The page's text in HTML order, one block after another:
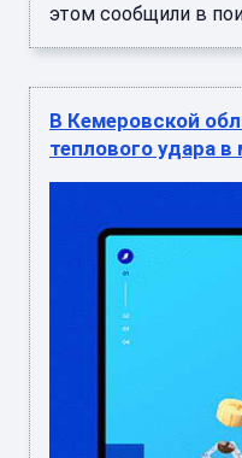
этом сообщили в
В Кемеровской
теплового удара